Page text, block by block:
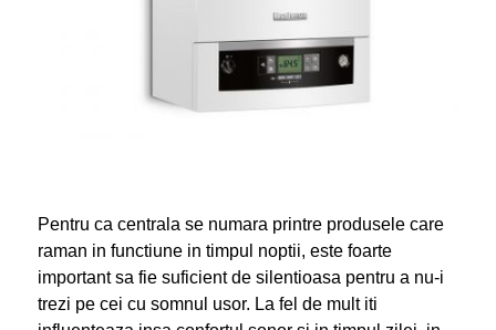
Pentru ca centrala se numara printre produsele care
raman in functiune in timpul noptii, este foarte
important sa fie suficient de silentioasa pentru a nu-i
trezi pe cei cu somnul usor. La fel de mult iti